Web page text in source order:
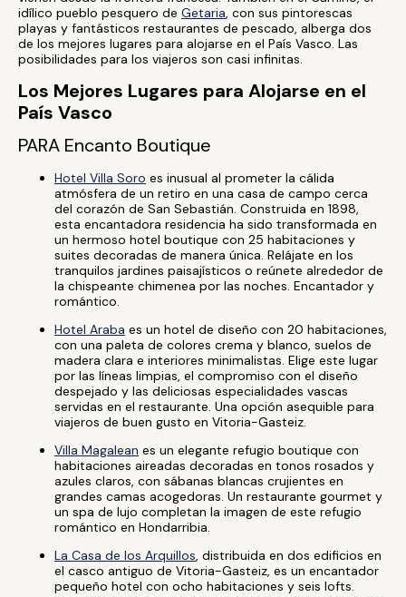
idílico pueblo pesquero de Getaria, con sus pintorescas
playas y fantásticos restaurantes de pescado, alberga dos
de los mejores lugares para alojarse en el País Vasco. Las
posibilidades para los viajeros son casi infinitas.
Los Mejores Lugares para Alojarse en el
País Vasco
PARA Encanto Boutique
Hotel Villa Soro es inusual al prometer la cálida
atmósfera de un retiro en una casa de campo cerca
del corazón de San Sebastián. Construida en 1898,
esta encantadora residencia ha sido transformada en
un hermoso hotel boutique con 25 habitaciones y
suites decoradas de manera única. Relájate en los
tranquilos jardines paisajísticos o reúnete alrededor de
la chispeante chimenea por las noches. Encantador y
romántico.
Hotel Araba es un hotel de diseño con 20 habitaciones,
con una paleta de colores crema y blanco, suelos de
madera clara e interiores minimalistas. Elige este lugar
por las líneas limpias, el compromiso con el diseño
despejado y las deliciosas especialidades vascas
servidas en el restaurante. Una opción asequible para
viajeros de buen gusto en Vitoria-Gasteiz.
Villa Magalean es un elegante refugio boutique con
habitaciones aireadas decoradas en tonos rosados y
azules claros, con sábanas blancas crujientes en
grandes camas acogedoras. Un restaurante gourmet y
un spa de lujo completan la imagen de este refugio
romántico en Hondarribia.
La Casa de los Arquillos, distribuida en dos edificios en
el casco antiguo de Vitoria-Gasteiz, es un encantador
pequeño hotel con ocho habitaciones y seis lofts.